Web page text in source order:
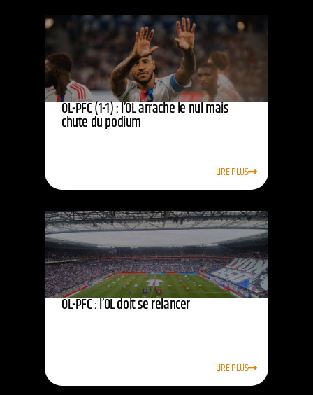
OL-PFC (1-1) : l’OL arrache le nul mais
chute du podium
LIRE PLUS
OL-PFC : l’OL doit se relancer
LIRE PLUS